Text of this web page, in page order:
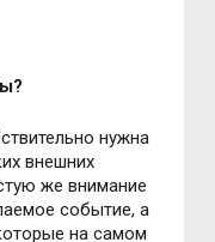
нужна
внешних
же внимание
событие, а
на самом